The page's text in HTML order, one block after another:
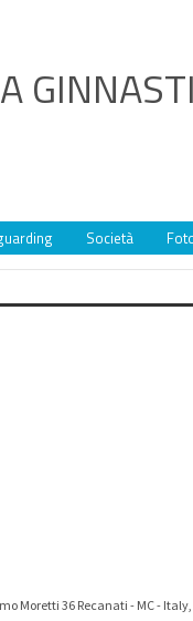
Società
Moretti 36 Recanati - MC - Italy,